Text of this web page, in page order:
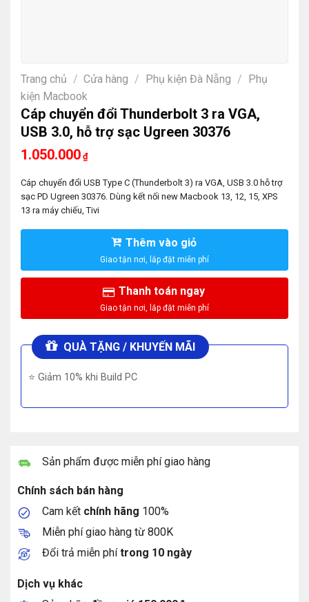
Trang chủ / Cửa hàng / Phụ kiện Đà Nẵng /
Phụ
kiện Macbook
Cáp chuyển đổi Thunderbolt 3 ra VGA,
USB 3.0, hỗ trợ sạc Ugreen 30376
1.050.000 ₫
Cáp chuyển đổi USB Type C (Thunderbolt 3) ra VGA, USB 3.0 hỗ trợ
sạc PD Ugreen 30376. Dùng kết nối new Macbook 13, 12, 15, XPS
13 ra máy chiếu, Tivi
Thêm vào giỏ
Thanh toán ngay
QUÀ TẶNG / KHUYẾN MÃI
⭐ Giảm 10% khi Build PC
Sản phẩm được miễn phí giao hàng
Chính sách bán hàng
Cam kết chính hãng 100%
Miễn phí giao hàng từ 800K
Đổi trả miễn phítrong 10 ngày
Dịch vụ khác